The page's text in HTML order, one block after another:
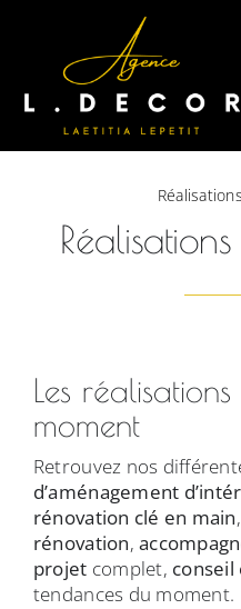
contenu
Les
moment
Retrouvez nos
d’aménagement
rénovation clé en main,
rénovation,
projet complet, conseil
tendances du moment.